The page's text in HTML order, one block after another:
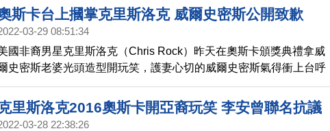
驚一幕，引發全球議論，甚至傳出警方介入調查。隨後美國影藝學院
責他的暴力行為，更傳出奧斯卡高層震怒，要收回小金人的聲音。
他錯了！他很尷尬，他成為了他最不想成為的那種人，在充滿愛和
意的世界裡，沒有暴力的容身之地。他也向學院、節目製作人、全
界觀眾及「王者理查」劇
斯卡台上摑掌克里斯洛克 威爾史密斯公開致歉
03-29 08:51:34
國非裔男星克里斯洛克（Chris Rock）昨天在奧斯卡頒獎典禮拿威
史密斯老婆光頭造型開玩笑，護妻心切的威爾史密斯氣得衝上台呼
他一巴掌。威爾史密斯今天發出聲明致歉。
里斯洛克2016奧斯卡開亞裔玩笑 李安曾聯名抗議
03-28 22:38:26